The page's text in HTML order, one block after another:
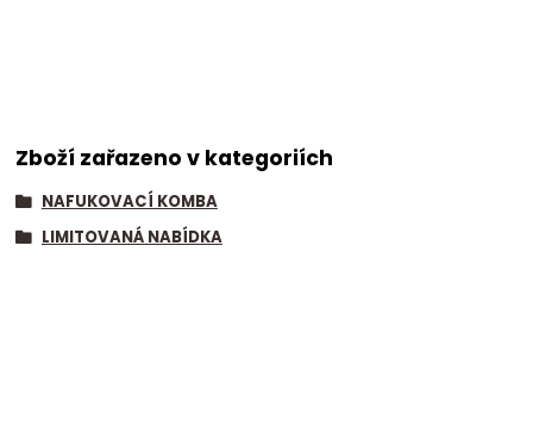
Zboží zařazeno v kategoriích
NAFUKOVACÍ KOMBA
LIMITOVANÁ NABÍDKA